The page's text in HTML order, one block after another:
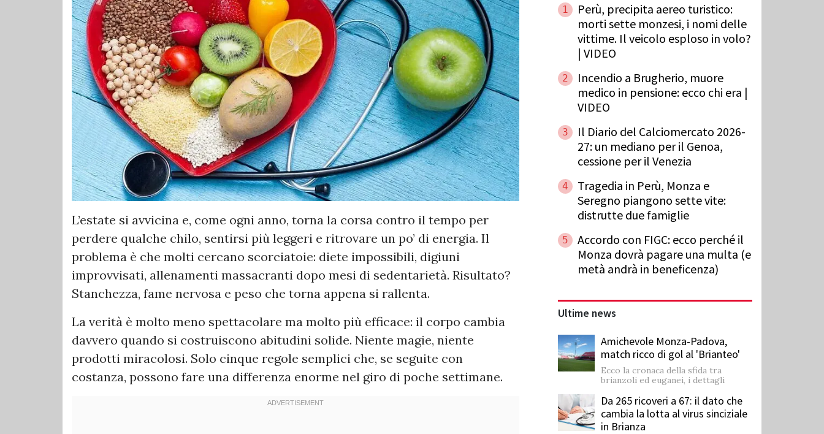
L’estate si avvicina e, come ogni anno, torna la corsa contro il tempo per
perdere qualche chilo, sentirsi più leggeri e ritrovare un po’ di energia. Il
problema è che molti cercano scorciatoie: diete impossibili, digiuni
improvvisati, allenamenti massacranti dopo mesi di sedentarietà. Risultato?
Stanchezza, fame nervosa e peso che torna appena si rallenta.
La verità è molto meno spettacolare ma molto più efficace: il corpo cambia
davvero quando si costruiscono abitudini solide. Niente magie, niente
prodotti miracolosi. Solo cinque regole semplici che, se seguite con
costanza, possono fare una differenza enorme nel giro di poche settimane.
1
Perù, precipita aereo turistico:
morti sette monzesi, i nomi delle
vittime. Il veicolo esploso in volo?
| VIDEO
2
Incendio a Brugherio, muore
medico in pensione: ecco chi era |
VIDEO
3
Il Diario del Calciomercato 2026-
27: un mediano per il Genoa,
cessione per il Venezia
4
Tragedia in Perù, Monza e
Seregno piangono sette vite:
distrutte due famiglie
5
Accordo con FIGC: ecco perché il
Monza dovrà pagare una multa (e
metà andrà in beneficenza)
Ultime news
Amichevole Monza-Padova,
match ricco di gol al 'Brianteo'
Ecco la cronaca della sfida tra
brianzoli ed euganei, i dettagli
Da 265 ricoveri a 67: il dato che
cambia la lotta al virus sinciziale
in Brianza